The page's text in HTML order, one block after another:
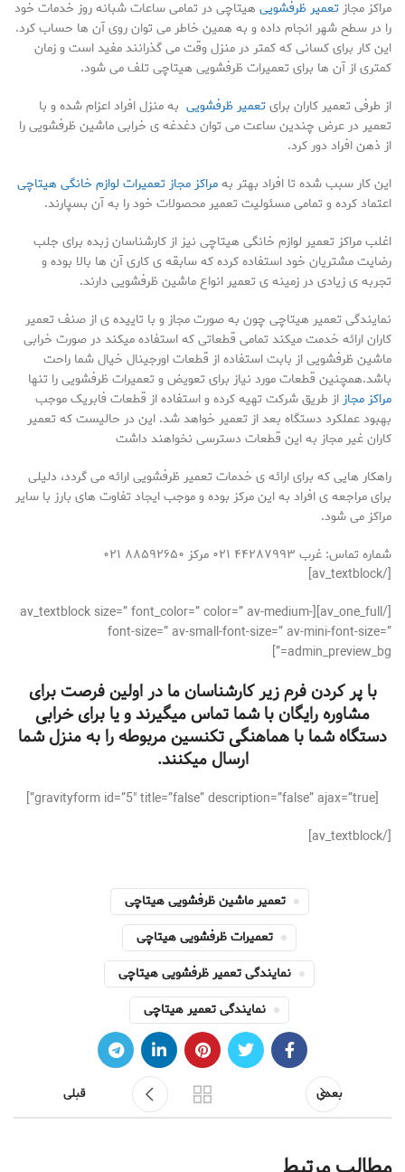
مراکز مجازتعمیر ظرفشویی هیتاچی در تمامی ساعات شبانه روز خدمات خود
را در سطح شهر انجام داده و به همین خاطر می توان روی آن ها حساب کرد.
این کار برای کسانی که کمتر در منزل وقت می گذرانند مفید است و زمان
کمتری از آن ها برای تعمیرات ظرفشویی هیتاچی تلف می شود.
از طرفی تعمیر کاران برایتعمیر ظرفشویی به منزل افراد اعزام شده و با
تعمیر در عرض چندین ساعت می توان دغدغه ی خرابی ماشین ظرفشویی را
از ذهن افراد دور کرد.
این کار سبب شده تا افراد بهتر بهمراکز مجاز تعمیرات لوازم خانگی هیتاچی
اعتماد کرده و تمامی مسئولیت تعمیر محصولات خود را به آن بسپارند.
اغلب مراکز تعمیر لوازم خانگی هیتاچی نیز از کارشناسان زبده برای جلب
رضایت مشتریان خود استفاده کرده که سابقه ی کاری آن ها بالا بوده و
تجربه ی زیادی در زمینه ی تعمیر انواع ماشین ظرفشویی دارند.
نمایندگی تعمیر هیتاچی چون به صورت مجاز و با تاییده ی از صنف تعمیر
کاران ارائه خدمت میکند تمامی قطعاتی که استفاده میکند در صورت خرابی
ماشین ظرفشویی از بابت استفاده از قطعات اورجینال خیال شما راحت
باشد.همچنین قطعات مورد نیاز برای تعویض و تعمیرات ظرفشویی را تنها
مراکز مجازاز طریق شرکت تهیه کرده و استفاده از قطعات فابریک موجب
بهبود عملکرد دستگاه بعد از تعمیر خواهد شد. این در حالیست که تعمیر
کاران غیر مجاز به این قطعات دسترسی نخواهند داشت
راهکار هایی که برای ارائه ی خدمات تعمیر ظرفشویی ارائه می گردد، دلیلی
برای مراجعه ی افراد به این مرکز بوده و موجب ایجاد تفاوت های بارز با سایر
مراکز می شود.
شماره تماس: غرب ۴۴۲۸۷۹۹۳ ۰۲۱ مرکز ۸۸۵۹۲۶۵۰ ۰۲۱
[/av_textblock]
[/av_one_full][av_textblock size=” font_color=” color=” av-medium-
font-size=” av-small-font-size=” av-mini-font-size=”
admin_preview_bg=”]
با پر کردن فرم زیر کارشناسان ما در اولین فرصت برای
مشاوره رایگان با شما تماس میگیرند و یا برای خرابی
دستگاه شما با هماهنگی تکنسین مربوطه را به منزل شما
ارسال میکنند.
[gravityform id=”5″ title=”false” description=”false” ajax=”true”]
[/av_textblock]
تعمیر ماشین ظرفشویی هیتاچی
تعمیرات ظرفشویی هیتاچی
نمایندگی تعمیر ظرفشویی هیتاچی
نمایندگی تعمیر هیتاچی
بعدی قبلی